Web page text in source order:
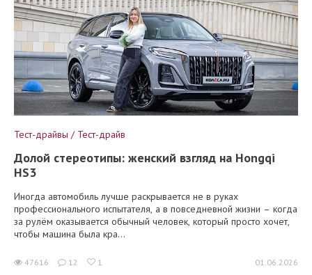
Тест-драйвы / Тест-драйв
Долой стереотипы: женский взгляд на Hongqi
HS3
Иногда автомобиль лучше раскрывается не в руках
профессионального испытателя, а в повседневной жизни – когда
за рулём оказывается обычный человек, который просто хочет,
чтобы машина была кра...
47616 12 1 01.06.2026